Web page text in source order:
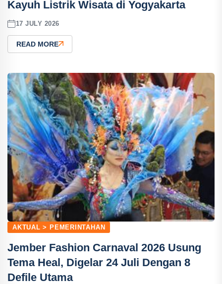
Kayuh Listrik Wisata di Yogyakarta
17 JULY 2026
READ MORE
AKTUAL > PEMERINTAHAN
Jember Fashion Carnaval 2026 Usung
Tema Heal, Digelar 24 Juli Dengan 8
Defile Utama